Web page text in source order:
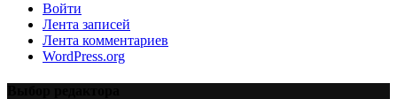
Войти
Лента записей
Лента комментариев
WordPress.org